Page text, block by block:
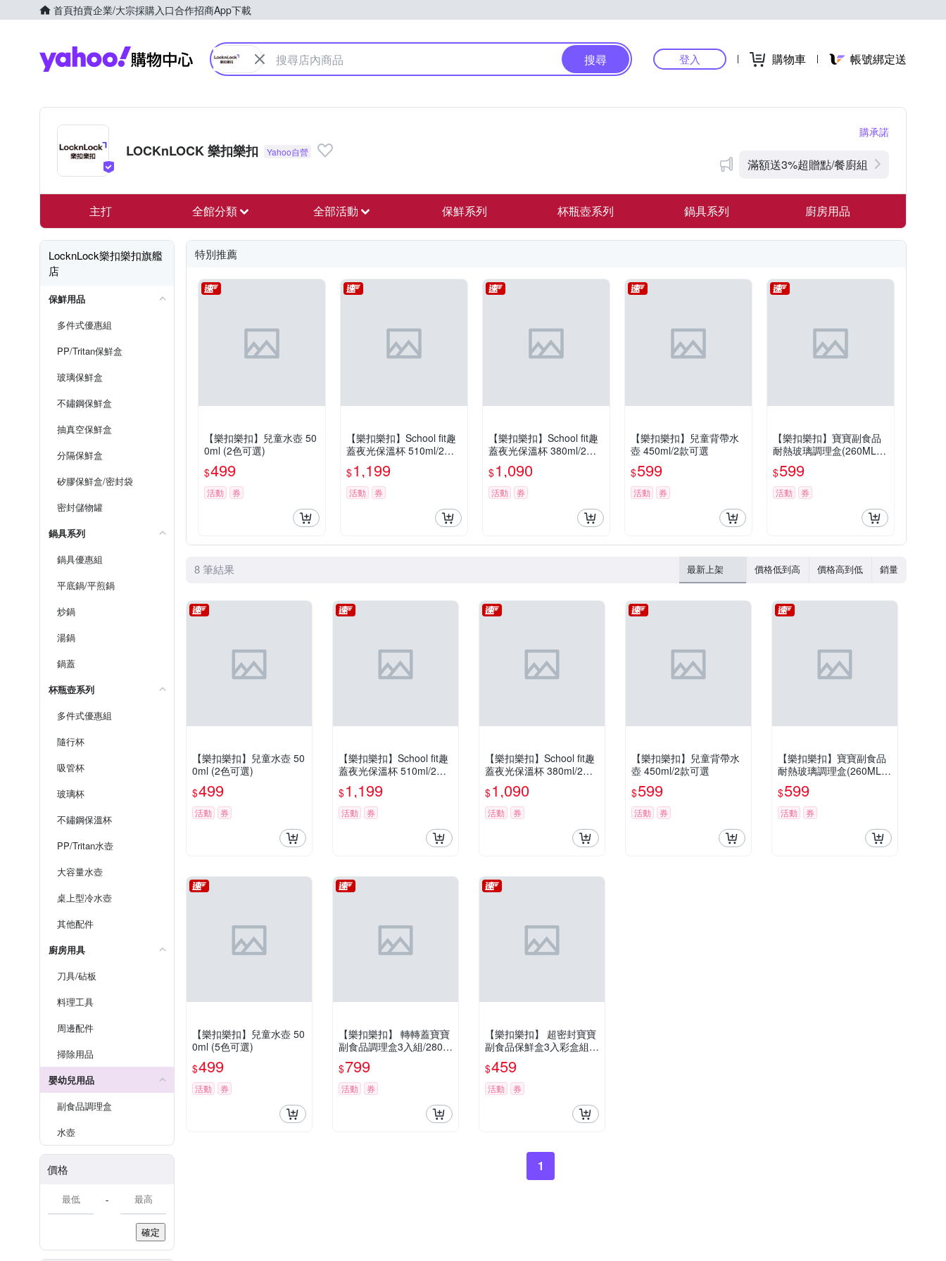
首頁拍賣企業/大宗採購入口合作招商App下載
Yahoo購物中心
搜尋 登入 購物車 帳號綁定送
LOCKnLOCK 樂扣樂扣
購承諾
滿額送3%超贈點/餐廚組
主打 全館分類 全部活動 保鮮系列 杯瓶壺系列 鍋具系列 廚房用品
LocknLock樂扣樂扣旗艦
店
保鮮用品
多件式優惠組
PP/Tritan保鮮盒
玻璃保鮮盒
不鏽鋼保鮮盒
抽真空保鮮盒
分隔保鮮盒
矽膠保鮮盒/密封袋
密封儲物罐
鍋具系列
鍋具優惠組
平底鍋/平煎鍋
炒鍋
湯鍋
鍋蓋
杯瓶壺系列
多件式優惠組
隨行杯
吸管杯
玻璃杯
不鏽鋼保溫杯
PP/Tritan水壺
大容量水壺
桌上型冷水壺
其他配件
廚房用具
刀具/砧板
料理工具
周邊配件
掃除用品
嬰幼兒用品
副食品調理盒
水壺
價格
-
確定
特別推薦
【樂扣樂扣】兒童水壺 50
0ml (2色可選)
$499
活動 券
【樂扣樂扣】School fit趣
蓋夜光保溫杯 510ml/2色
任選
$1,199
活動 券
【樂扣樂扣】School fit趣
蓋夜光保溫杯 380ml/2色
任選
$1,090
活動 券
【樂扣樂扣】兒童背帶水
壺 450ml/2款可選
$599
活動 券
【樂扣樂扣】寶寶副食品
耐熱玻璃調理盒(260ML增
量版)_方形2入組
$599
活動 券
8 筆結果 最新上架 價格低到高 價格高到低 銷量
【樂扣樂扣】兒童水壺 50
0ml (2色可選)
$499
活動 券
【樂扣樂扣】School fit趣
蓋夜光保溫杯 510ml/2色
任選
$1,199
活動 券
【樂扣樂扣】School fit趣
蓋夜光保溫杯 380ml/2色
任選
$1,090
活動 券
【樂扣樂扣】兒童背帶水
壺 450ml/2款可選
$599
活動 券
【樂扣樂扣】寶寶副食品
耐熱玻璃調理盒(260ML增
量版)_方形2入組
$599
活動 券
【樂扣樂扣】兒童水壺 50
0ml (5色可選)
$499
活動 券
【樂扣樂扣】 轉轉蓋寶寶
副食品調理盒3入組/280m
$799
活動 券
【樂扣樂扣】 超密封寶寶
副食品保鮮盒3入彩盒組1
50ML
$459
活動 券
1